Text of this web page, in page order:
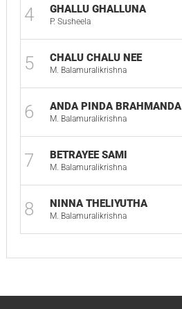
4 GHALLU GHALLUNA
P. Susheela
5 CHALU CHALU NEE
M. Balamuralikrishna
6 ANDA PINDA BRAHMANDA
M. Balamuralikrishna
7 BETRAYEE SAMI
M. Balamuralikrishna
8 NINNA THELIYUTHA
M. Balamuralikrishna